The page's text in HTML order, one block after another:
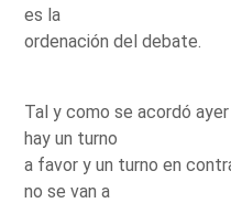
es la
ordenación del debate.
Tal y como se acordó
hay un turno
a favor y un turno en
no se van a